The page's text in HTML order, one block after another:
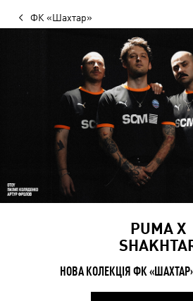
ФК «Шахтар»
PUMA X
НОВА КОЛЕКЦІЯ ФК